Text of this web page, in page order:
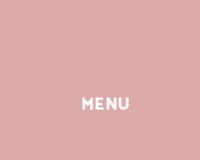
MENU